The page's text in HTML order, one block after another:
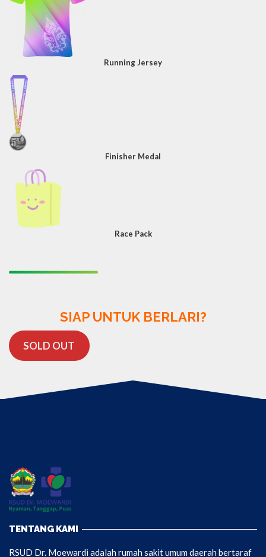
Running Jersey
Finisher Medal
Race Pack
SIAP UNTUK BERLARI?
SOLD OUT
TENTANG KAMI
RSUD Dr. Moewardi adalah rumah sakit umum daerah bertaraf